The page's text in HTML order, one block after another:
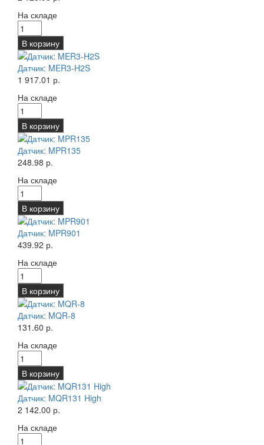
На складе
В корзину
Датчик: MER3-H2S
1 917.01 р.
На складе
В корзину
Датчик: MPR135
248.98 р.
На складе
В корзину
Датчик: MPR901
439.92 р.
На складе
В корзину
Датчик: MQR-8
131.60 р.
На складе
В корзину
Датчик: MQR131 High
2 142.00 р.
На складе